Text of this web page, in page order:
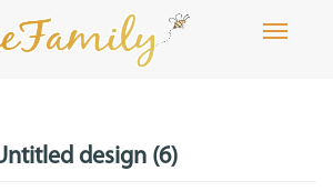
Toggle
design (6)